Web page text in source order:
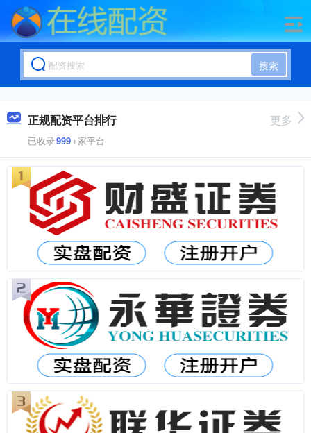
搜索
正规配资平台排行
已收录999+家平台
更多